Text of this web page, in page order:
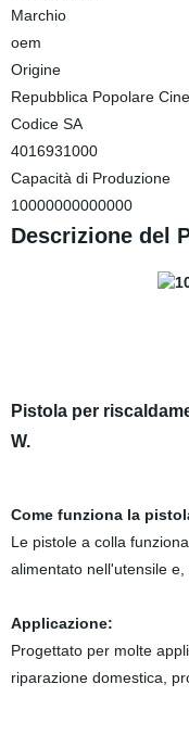
Marchio
oem
Origine
Repubblica Popolare
Codice SA
4016931000
Capacità di Produzione
10000000000000
Descrizione del
Pistola per
W.
Come funziona la
Le pistole a colla
alimentato nell'utensile
Applicazione:
Progettato per molte
riparazione domestica,